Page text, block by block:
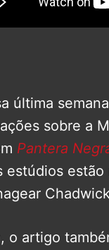
última
sobre a
Pantera
estúdios
o artigo